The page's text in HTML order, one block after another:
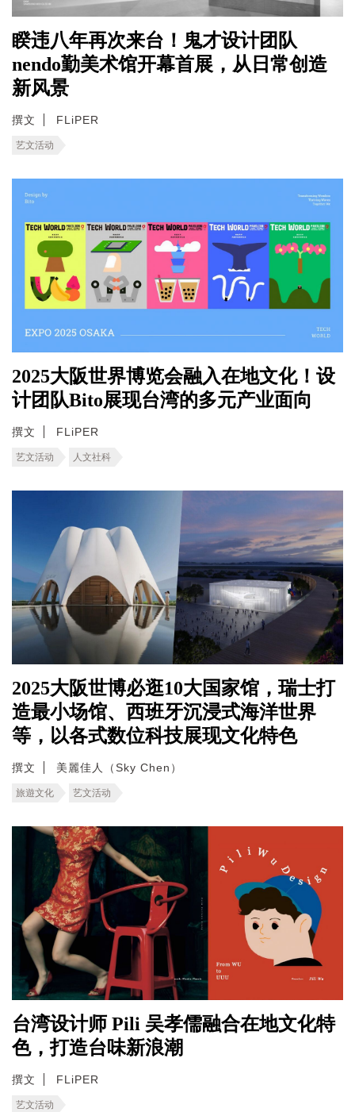
睽违八年再次来台！鬼才设计团队
nendo勤美术馆开幕首展，从日常创造
新风景
撰文 FLiPER
艺文活动
2025大阪世界博览会融入在地文化！设
计团队Bito展现台湾的多元产业面向
撰文 FLiPER
艺文活动 人文社科
2025大阪世博必逛10大国家馆，瑞士打
造最小场馆、西班牙沉浸式海洋世界
等，以各式数位科技展现文化特色
撰文 美麗佳人（Sky Chen）
旅遊文化 艺文活动
台湾设计师 Pili 吴孝儒融合在地文化特
色，打造台味新浪潮
撰文 FLiPER
艺文活动